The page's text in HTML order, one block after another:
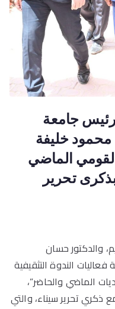
جامعة
محمود خليفة
الماضي
تحرير
والدكتور حسان
الندوة التثقيفية
الماضي والحاضر”،
ذكري تحرير سيناء، والتي